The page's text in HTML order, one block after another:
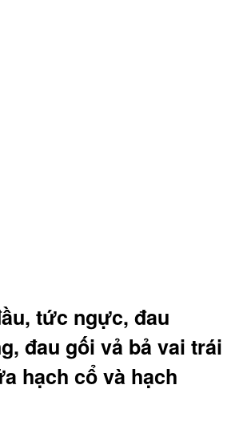
tức ngực, đau
đau gối vả bả vai trái
hạch cổ và hạch